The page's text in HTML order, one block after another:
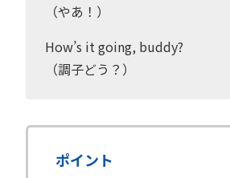
（やあ！）
How’s it going, buddy?
（調子どう？）
ポイント